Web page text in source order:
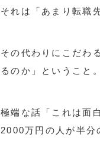
それは「あまり転職
その代わりにこだわ
るのか」ということ。
極端な話「これは面
2000万円の人が半分